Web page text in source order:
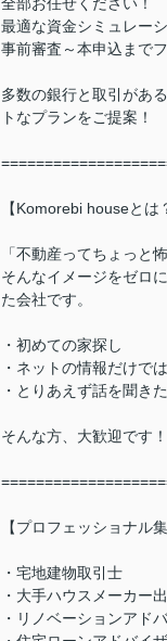
最適な資金シミュレーシ
事前審査～本申込まで
多数の銀行と取引があ
トなプランをご提案！
【Komorebi houseとは
「不動産ってちょっと
そんなイメージをゼロ
た会社です。
・初めての家探し
・ネットの情報だけで
・とりあえず話を聞き
そんな方、大歓迎です！
【プロフェッショナル
・宅地建物取引士
・大手ハウスメーカー
・リノベーションアド